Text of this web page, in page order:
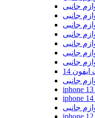
14
iphone
iphone
iphone